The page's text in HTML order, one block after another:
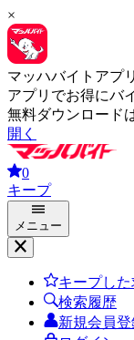
×
マッハバイトアプリ
アプリでお得にバ
無料ダウンロード
開く
0
キープ
メニュー
キープし
検索履歴
新規会員